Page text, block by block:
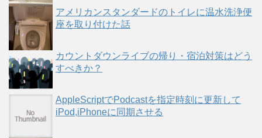
アメリカンスタンダードのトイレに温水洗浄便
座を取り付けた話
カウントダウンライブの帰り・宿泊対策はどう
すべきか？
AppleScriptでPodcastを指定時刻に更新して
iPod,iPhoneに同期させる